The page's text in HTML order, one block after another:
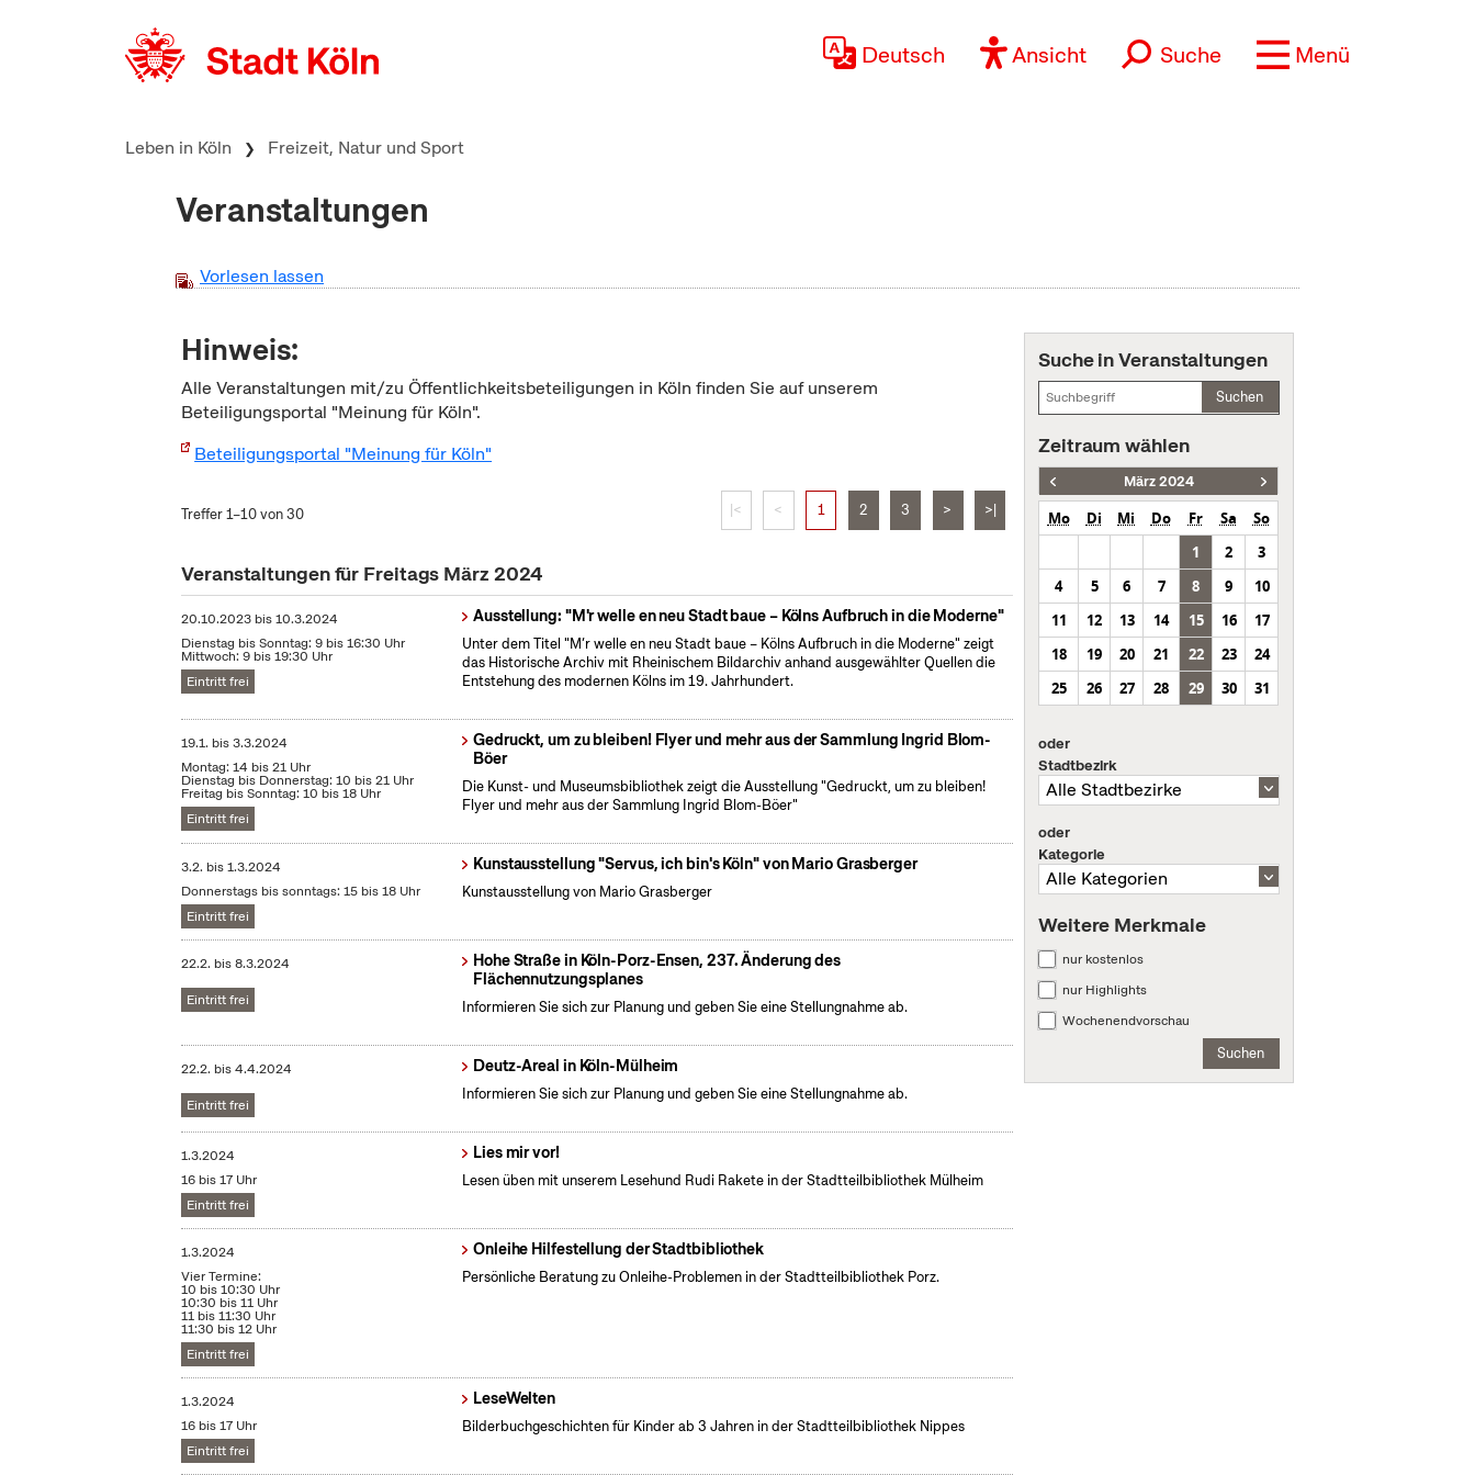
Deutsch Ansicht Suche Menü
Leben in Köln Freizeit, Natur und Sport
Veranstaltungen
Vorlesen lassen
Hinweis:
Alle Veranstaltungen mit/zu Öffentlichkeitsbeteiligungen in Köln finden Sie auf unserem
Beteiligungsportal "Meinung für Köln".
Beteiligungsportal "Meinung für Köln"
Treffer 1–10 von 30 |< < 1 2 3 > >|
Veranstaltungen für Freitags März 2024
20.10.2023 bis10.3.2024
Dienstag bis Sonntag: 9 bis 16:30 Uhr
Mittwoch: 9 bis 19:30 Uhr
Eintritt frei
Ausstellung: "M'r welle en neu Stadt baue – Kölns Aufbruch in die Moderne"
Unter dem Titel "M’r welle en neu Stadt baue – Kölns Aufbruch in die Moderne" zeigt
das Historische Archiv mit Rheinischem Bildarchiv anhand ausgewählter Quellen die
Entstehung des modernen Kölns im 19. Jahrhundert.
19.1. bis3.3.2024
Montag: 14 bis 21 Uhr
Dienstag bis Donnerstag: 10 bis 21 Uhr
Freitag bis Sonntag: 10 bis 18 Uhr
Eintritt frei
Gedruckt, um zu bleiben! Flyer und mehr aus der Sammlung Ingrid Blom-
Böer
Die Kunst- und Museumsbibliothek zeigt die Ausstellung "Gedruckt, um zu bleiben!
Flyer und mehr aus der Sammlung Ingrid Blom-Böer"
3.2. bis1.3.2024
Donnerstags bis sonntags: 15 bis 18 Uhr
Eintritt frei
Kunstausstellung "Servus, ich bin's Köln" von Mario Grasberger
Kunstausstellung von Mario Grasberger
22.2. bis8.3.2024
Eintritt frei
Hohe Straße in Köln-Porz-Ensen, 237. Änderung des
Flächennutzungsplanes
Informieren Sie sich zur Planung und geben Sie eine Stellungnahme ab.
22.2. bis4.4.2024
Eintritt frei
Deutz-Areal in Köln-Mülheim
Informieren Sie sich zur Planung und geben Sie eine Stellungnahme ab.
1.3.2024
16 bis 17 Uhr
Eintritt frei
Lies mir vor!
Lesen üben mit unserem Lesehund Rudi Rakete in der Stadtteilbibliothek Mülheim
1.3.2024
Vier Termine:
10 bis 10:30 Uhr
10:30 bis 11 Uhr
11 bis 11:30 Uhr
11:30 bis 12 Uhr
Eintritt frei
Onleihe Hilfestellung der Stadtbibliothek
Persönliche Beratung zu Onleihe-Problemen in der Stadtteilbibliothek Porz.
1.3.2024
16 bis 17 Uhr
Eintritt frei
LeseWelten
Bilderbuchgeschichten für Kinder ab 3 Jahren in der Stadtteilbibliothek Nippes
Suche in Veranstaltungen
Suchen
Zeitraum wählen
März 2024
Mo Di Mi Do Fr Sa
So
1
2
3
4
5 6 7 8 9
10
11
12 13 14 15 16
17
18
19 20 21 22 23
24
25
26 27 28 29 30 31
oder
Stadtbezirk
oder
Kategorie
Weitere Merkmale
nur kostenlos
nur Highlights
Wochenendvorschau
Suchen